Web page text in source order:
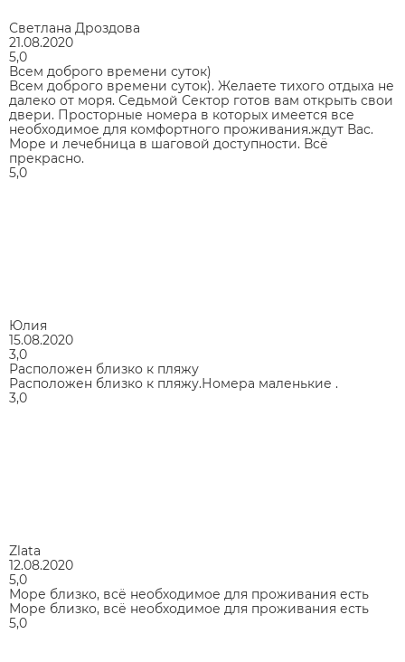
Светлана Дроздова
21.08.2020
5,0
Всем доброго времени суток)
Всем доброго времени суток). Желаете тихого отдыха не
далеко от моря. Седьмой Сектор готов вам открыть свои
двери. Просторные номера в которых имеется все
необходимое для комфортного проживания.ждут Вас.
Море и лечебница в шаговой доступности. Всё
прекрасно.
5,0
Юлия
15.08.2020
3,0
Расположен близко к пляжу
Расположен близко к пляжу.Номера маленькие .
3,0
Zlata
12.08.2020
5,0
Море близко, всё необходимое для проживания есть
Море близко, всё необходимое для проживания есть
5,0